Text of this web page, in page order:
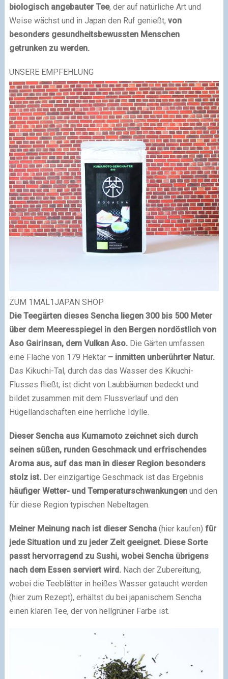
biologisch angebauter Tee, der auf natürliche Art und
Weise wächst und in Japan den Ruf genießt, von
besonders gesundheitsbewussten Menschen
getrunken zu werden.
UNSERE EMPFEHLUNG
ZUM 1MAL1JAPAN SHOP
Die Teegärten dieses Sencha liegen 300 bis 500 Meter
über dem Meeresspiegel in den Bergen nordöstlich von
Aso Gairinsan, dem Vulkan Aso. Die Gärten umfassen
eine Fläche von 179 Hektar – inmitten unberührter Natur.
Das Kikuchi-Tal, durch das das Wasser des Kikuchi-
Flusses fließt, ist dicht von Laubbäumen bedeckt und
bildet zusammen mit dem Flussverlauf und den
Hügellandschaften eine herrliche Idylle.
Dieser Sencha aus Kumamoto zeichnet sich durch
seinen süßen, runden Geschmack und erfrischendes
Aroma aus, auf das man in dieser Region besonders
stolz ist. Der einzigartige Geschmack ist das Ergebnis
häufiger Wetter- und Temperaturschwankungenund den
für diese Region typischen Nebeltagen.
Meiner Meinung nach ist dieser Sencha (hier kaufen) für
jede Situation und zu jeder Zeit geeignet. Diese Sorte
passt hervorragend zu Sushi, wobei Sencha übrigens
nach dem Essen serviert wird. Nach der Zubereitung,
wobei die Teeblätter in heißes Wasser getaucht werden
(hier zum Rezept), erhältst du bei japanischem Sencha
einen klaren Tee, der von hellgrüner Farbe ist.